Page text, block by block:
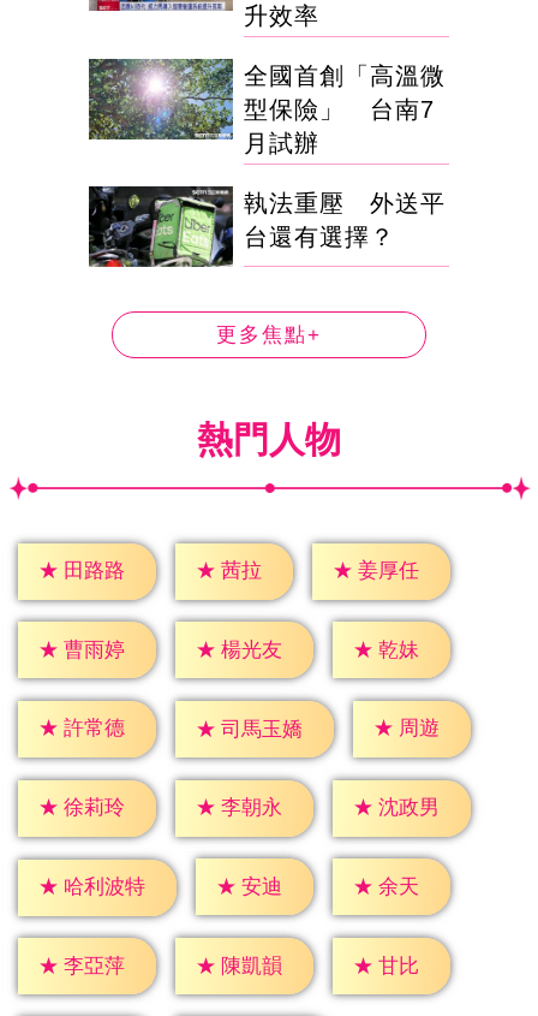
升效率
全國首創「高溫微
型保險」 台南7
月試辦
執法重壓 外送平
台還有選擇？
更多焦點+
熱門人物
★ 田路路 ★ 茜拉 ★ 姜厚任
★ 曹雨婷 ★ 楊光友 ★ 乾妹
★ 許常德 ★ 司馬玉嬌 ★ 周遊
★ 徐莉玲 ★ 李朝永 ★ 沈政男
★ 哈利波特 ★ 安迪 ★ 余天
★ 李亞萍 ★ 陳凱韻 ★ 甘比